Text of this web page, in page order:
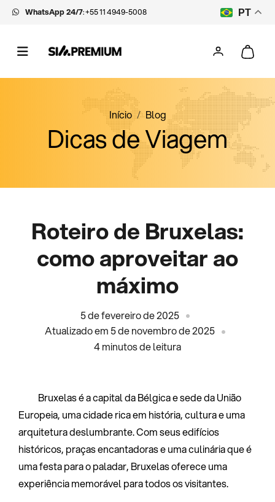
WhatsApp 24/7:+55 11 4949-5008 PT
Início Blog
Dicas de Viagem
Roteiro de Bruxelas:
como aproveitar ao
máximo
5 de fevereiro de 2025
Atualizado em 5 de novembro de 2025
4minutos de leitura
Bruxelas é a capital da Bélgica e sede da União
Europeia, uma cidade rica em história, cultura e uma
arquitetura deslumbrante. Com seus edifícios
históricos, praças encantadoras e uma culinária que é
uma festa para o paladar, Bruxelas oferece uma
experiência memorável para todos os visitantes.